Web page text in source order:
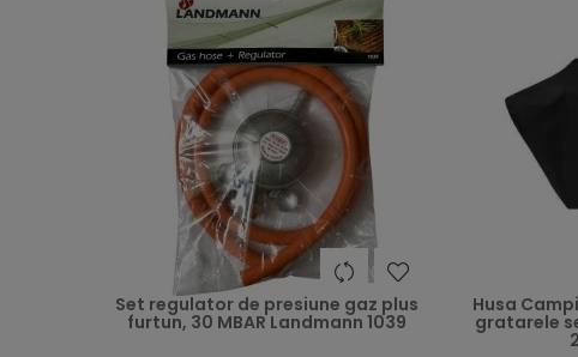
heart
Set regulator de presiune gaz plus
furtun, 30 MBAR Landmann 1039
Husa
gratarele